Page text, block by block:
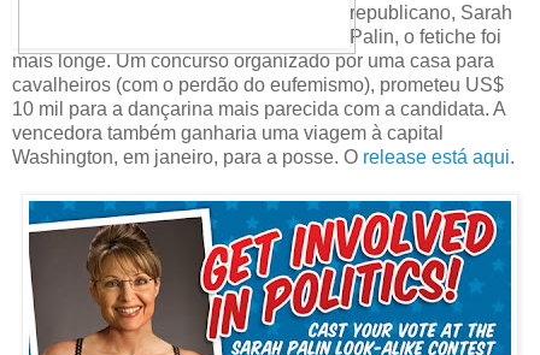
republicano, Sarah
Palin, o fetiche foi
mais longe. Um concurso organizado por uma casa para
cavalheiros (com o perdão do eufemismo), prometeu US$
10 mil para a dançarina mais parecida com a candidata. A
vencedora também ganharia uma viagem à capital
Washington, em janeiro, para a posse. O release está aqui.